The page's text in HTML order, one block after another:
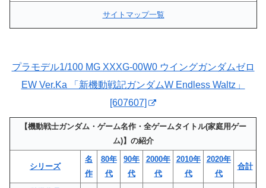
サイトマップ一覧
プラモデル1/100 MG XXXG-00W0 ウイングガンダムゼロ
EW Ver.Ka 「新機動戦記ガンダムW Endless Waltz」
[607607]
【機動戦士ガンダム・ゲーム名作・全ゲームタイトル(家庭用ゲー
ム)】の紹介
シリーズ
名
作
80年
代
90年
代
2000年
代
2010年
代
2020年
代
合計